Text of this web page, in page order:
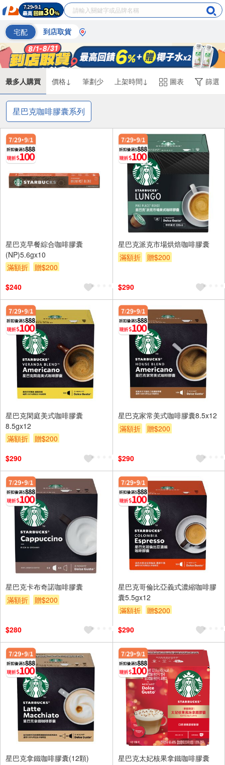
宅配 到店取貨
最多人購買 價格↓ 筆劃少 上架時間↓ 圖表 篩選
星巴克咖啡膠囊系列
星巴克早餐綜合咖啡膠囊
(NP)5.6gx10
滿額折
贈$200
$240
星巴克派克市場烘焙咖啡膠囊
滿額折
贈$200
$290
星巴克閑庭美式咖啡膠囊
8.5gx12
滿額折
贈$200
$290
星巴克家常美式咖啡膠囊8.5x12
滿額折
贈$200
$290
星巴克卡布奇諾咖啡膠囊
滿額折
贈$200
$280
星巴克哥倫比亞義式濃縮咖啡膠
囊5.5gx12
滿額折
贈$200
$290
星巴克拿鐵咖啡膠囊(12顆)
星巴克太妃核果拿鐵咖啡膠囊